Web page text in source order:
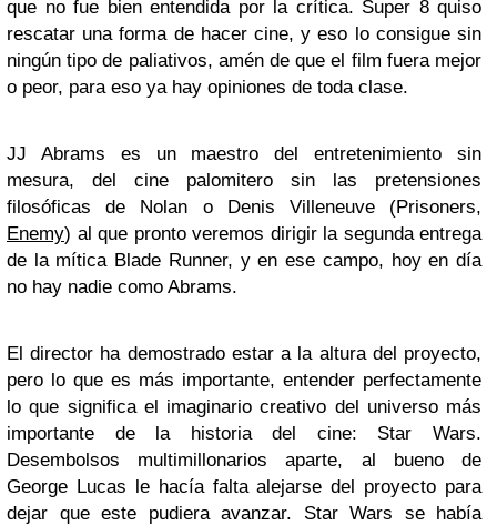
que no fue bien entendida por la crítica. Super 8 quiso
rescatar una forma de hacer cine, y eso lo consigue sin
ningún tipo de paliativos, amén de que el film fuera mejor
o peor, para eso ya hay opiniones de toda clase.
JJ Abrams es un maestro del entretenimiento sin
mesura, del cine palomitero sin las pretensiones
filosóficas de Nolan o Denis Villeneuve (Prisoners,
Enemy) al que pronto veremos dirigir la segunda entrega
de la mítica Blade Runner, y en ese campo, hoy en día
no hay nadie como Abrams.
El director ha demostrado estar a la altura del proyecto,
pero lo que es más importante, entender perfectamente
lo que significa el imaginario creativo del universo más
importante de la historia del cine: Star Wars.
Desembolsos multimillonarios aparte, al bueno de
George Lucas le hacía falta alejarse del proyecto para
dejar que este pudiera avanzar. Star Wars se había